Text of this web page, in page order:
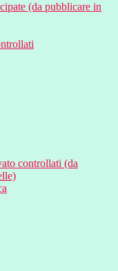
(da pubblicare in
controllati (da